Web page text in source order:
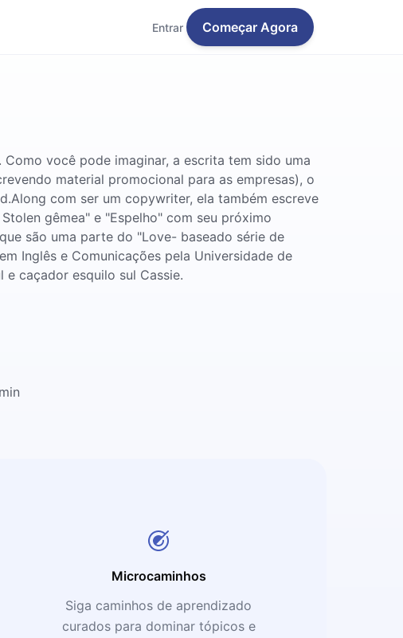
Entrar Começar Agora
você pode imaginar, a escrita tem sido uma
material promocional para as empresas), o
com ser um copywriter, ela também escreve
gêmea" e "Espelho" com seu próximo
são uma parte do "Love- baseado série de
Inglês e Comunicações pela Universidade de
e caçador esquilo sul Cassie.
Microcaminhos
Siga caminhos de aprendizado
curados para dominar tópicos e